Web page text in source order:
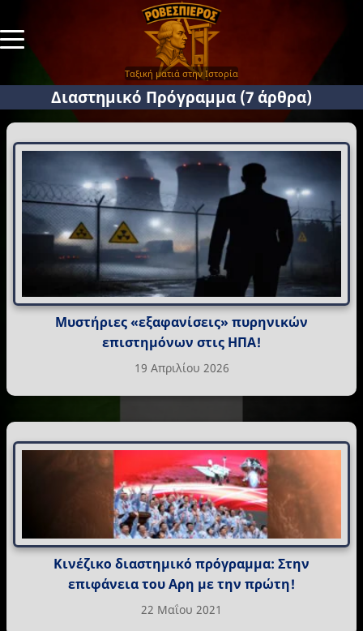
Ταξική ματιά στην Ιστορία
Διαστημικό Πρόγραμμα (7 άρθρα)
Μυστήριες «εξαφανίσεις» πυρηνικών
επιστημόνων στις ΗΠΑ!
19 Απριλίου 2026
Κινέζικο διαστημικό πρόγραμμα: Στην
επιφάνεια του Αρη με την πρώτη!
22 Μαΐου 2021